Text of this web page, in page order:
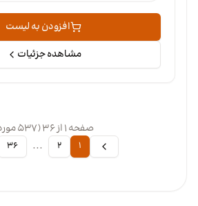
افزودن به لیست
مشاهده جزئیات
صفحه ۱ از ۳۶ (۵۳۷ مورد)
۱ ۲ ... ۳۶